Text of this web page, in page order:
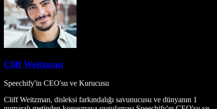
Cliff Weitzman
Speechify'in CEO'su ve Kurucusu
Cliff Weitzman, disleksi farkındalığı savunucusu ve dünyanın 1